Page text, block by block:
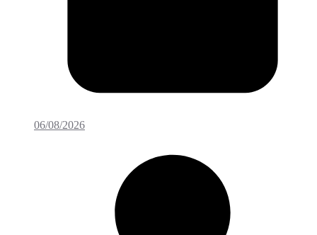
06/08/2026